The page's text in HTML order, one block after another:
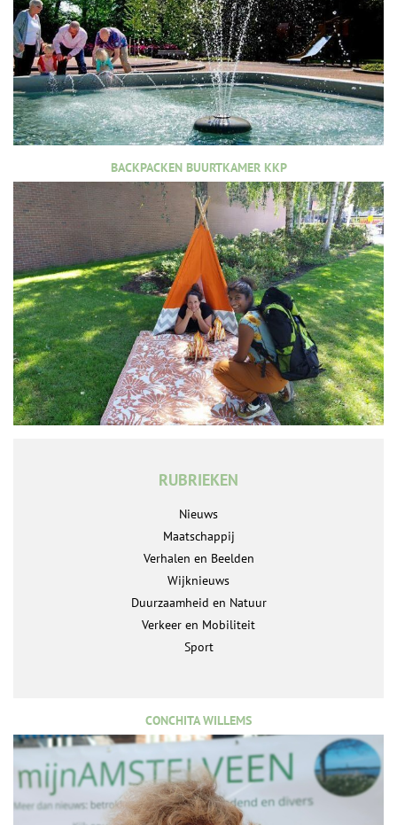
BACKPACKEN BUURTKAMER KKP
RUBRIEKEN
Nieuws
Maatschappij
Verhalen en Beelden
Wijknieuws
Duurzaamheid en Natuur
Verkeer en Mobiliteit
Sport
CONCHITA WILLEMS